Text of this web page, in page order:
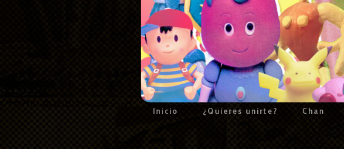
Inicio ¿Quieres unirte? Chan